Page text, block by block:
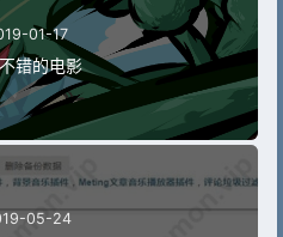
01-17
错的电影
05-24